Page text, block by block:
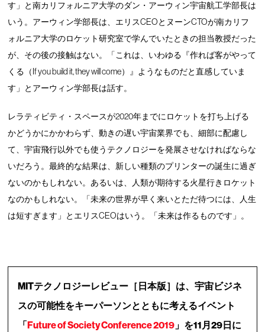
す」と南カリフォルニア大学のダン・アーウィン宇宙航工学部長は
いう。アーウィン学部長は、エリスCEOとヌーンCTOが南カリフ
ォルニア大学のロケット研究室で学んでいたときの担当教授だった
が、その後の接触はない。「これは、いわゆる『作れば客がやって
くる（If you build it, they will come）』ようなものだと直感していま
す」とアーウィン学部長は話す。
レラティビティ・スペースが2020年までにロケットを打ち上げる
かどうかにかかわらず、動きの遅い宇宙業界でも、細部に配慮し
て、宇宙飛行以外でも使うテクノロジーを発展させなければならな
いだろう。最終的な結果は、新しい種類のプリンターの誕生に過ぎ
ないのかもしれない。あるいは、人類が期待する火星行きロケット
なのかもしれない。「未来の世界が早く来いとただ待つには、人生
は短すぎます」とエリスCEOはいう。「未来は作るものです」。
MITテクノロジーレビュー［日本版］は、宇宙ビジネ
スの可能性をキーパーソンとともに考えるイベント
「 Future of Society Conference 2019 」を11月29日に